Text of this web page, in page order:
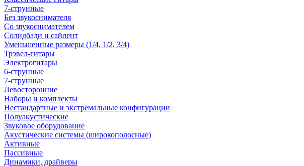
7-струнные
Без звукоснимателя
Со звукоснимателем
Солидбади и сайлент
Уменьшенные размеры (1/4, 1/2, 3/4)
Трэвел-гитары
Электрогитары
6-струнные
7-струнные
Левосторонние
Наборы и комплекты
Нестандартные и экстремальные конфигурации
Полуакустические
Звуковое оборудование
Акустические системы (широкополосные)
Активные
Пассивные
Динамики, драйверы